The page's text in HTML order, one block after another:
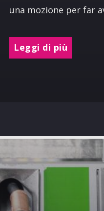
una mozione per far
Leggi di più